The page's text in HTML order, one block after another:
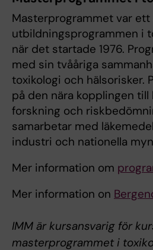
Masterprogrammet var ett
utbildningsprogrammen i
när det startade 1976.
med sin tvååriga
toxikologi och hälsorisker.
på den nära kopplingen
forskning och
samarbetar med
industri och nationella
Mer information om
Mer information on
IMM är kursansvarig för
masterprogrammet i